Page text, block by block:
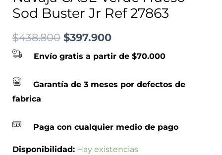
Sod Buster Jr Ref 27863
$438.800 $397.900
Envío gratis a partir de $70.000
Garantía de 3 meses por defectos de
fabrica
Paga con cualquier medio de pago
Disponibilidad: Hay existencias